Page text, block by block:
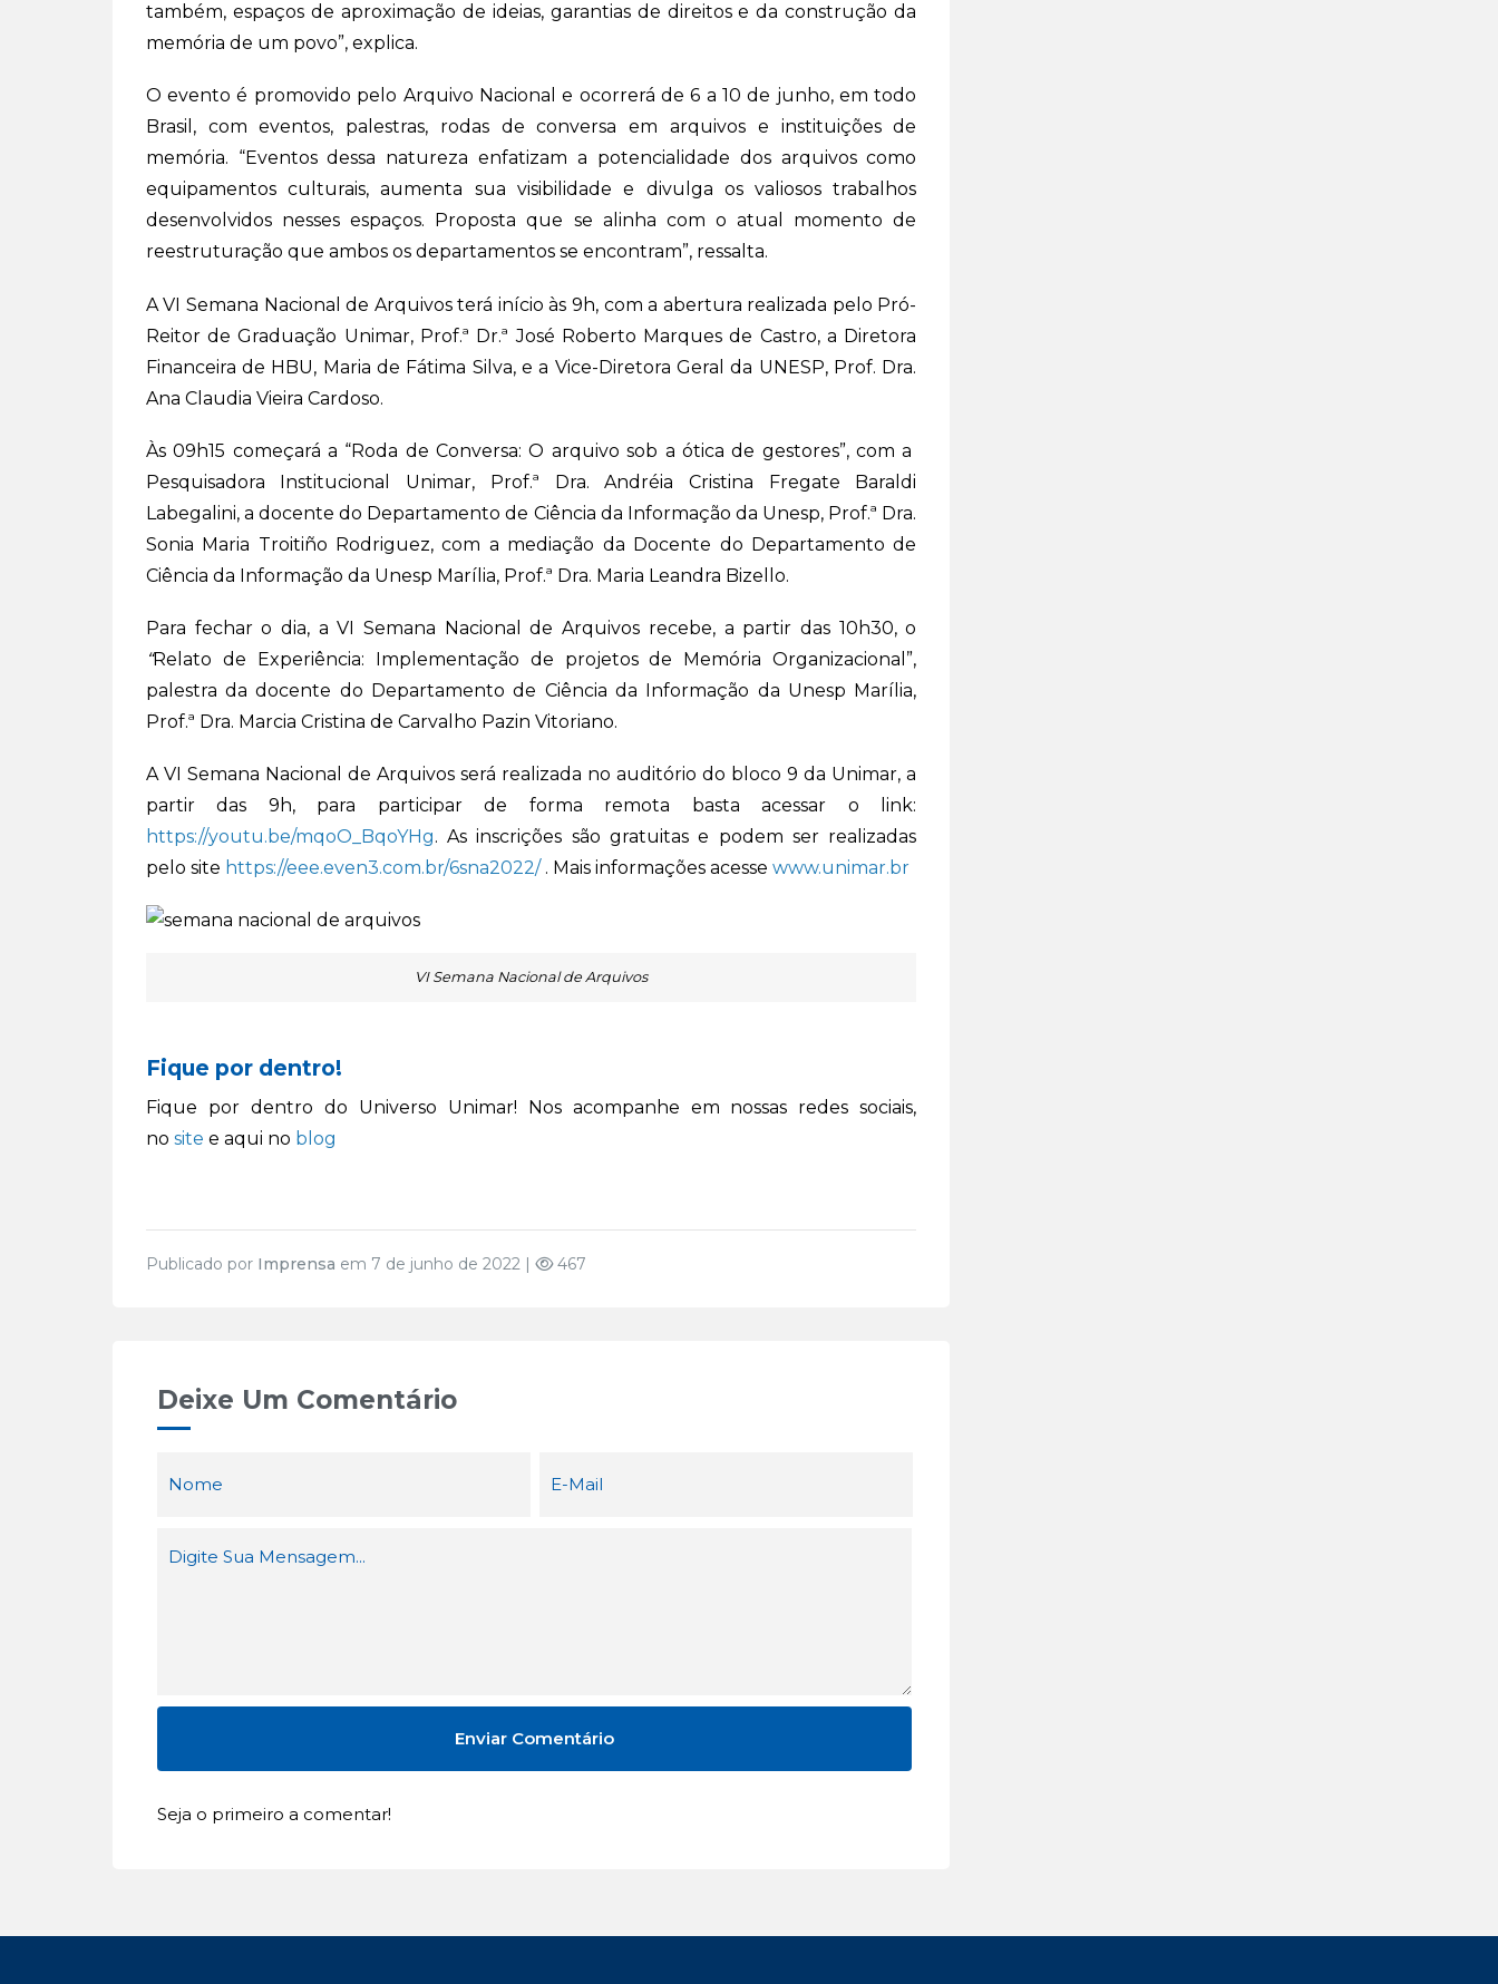
também, espaços de aproximação de ideias, garantias de direitos e da construção da
memória de um povo”, explica.
O evento é promovido pelo Arquivo Nacional e ocorrerá de 6 a 10 de junho, em todo
Brasil, com eventos, palestras, rodas de conversa em arquivos e instituições de
memória. “Eventos dessa natureza enfatizam a potencialidade dos arquivos como
equipamentos culturais, aumenta sua visibilidade e divulga os valiosos trabalhos
desenvolvidos nesses espaços. Proposta que se alinha com o atual momento de
reestruturação que ambos os departamentos se encontram”, ressalta.
A VI Semana Nacional de Arquivos terá início às 9h, com a abertura realizada pelo Pró-
Reitor de Graduação Unimar, Prof.ª Dr.ª José Roberto Marques de Castro, a Diretora
Financeira de HBU, Maria de Fátima Silva, e a Vice-Diretora Geral da UNESP, Prof. Dra.
Ana Claudia Vieira Cardoso.
Às 09h15 começará a “Roda de Conversa: O arquivo sob a ótica de gestores”, com a
Pesquisadora Institucional Unimar, Prof.ª Dra. Andréia Cristina Fregate Baraldi
Labegalini, a docente do Departamento de Ciência da Informação da Unesp, Prof.ª Dra.
Sonia Maria Troitiño Rodriguez, com a mediação da Docente do Departamento de
Ciência da Informação da Unesp Marília, Prof.ª Dra. Maria Leandra Bizello.
Para fechar o dia, a VI Semana Nacional de Arquivos recebe, a partir das 10h30, o
“Relato de Experiência: Implementação de projetos de Memória Organizacional”,
palestra da docente do Departamento de Ciência da Informação da Unesp Marília,
Prof.ª Dra. Marcia Cristina de Carvalho Pazin Vitoriano.
A VI Semana Nacional de Arquivos será realizada no auditório do bloco 9 da Unimar, a
partir das 9h, para participar de forma remota basta acessar o link:
https://youtu.be/mqoO_BqoYHg. As inscrições são gratuitas e podem ser realizadas
pelo site https://eee.even3.com.br/6sna2022/. Mais informações acesse www.unimar.br
VI Semana Nacional de Arquivos
Fique por dentro!
Fique por dentro do Universo Unimar! Nos acompanhe em nossas redes sociais,
no site e aqui no blog
Publicado por Imprensa em 7 de junho de 2022 | 467
Deixe Um Comentário
Seja o primeiro a comentar!